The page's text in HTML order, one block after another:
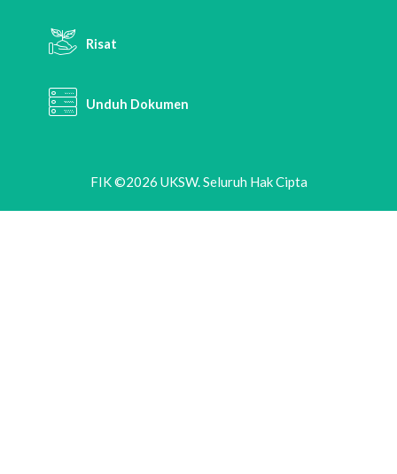
Risat
Unduh Dokumen
FIK ©2026 UKSW. Seluruh Hak Cipta